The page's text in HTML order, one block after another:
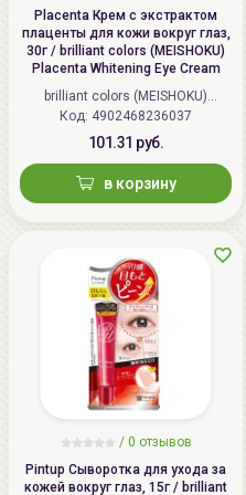
процессов усталости и
Placenta Крем с экстрактом
плаценты для кожи вокруг глаз,
30г / brilliant colors (MEISHOKU)
Placenta Whitening Eye Cream
brilliant colors (MEISHOKU)
(Япония)
Код: 4902468236037
101.31 руб.
в корзину
/ 0 отзывов
Pintup Сыворотка для ухода за
кожей вокруг глаз, 15г / brilliant